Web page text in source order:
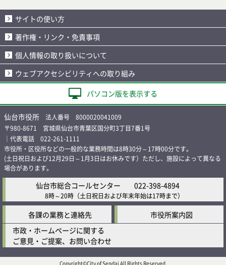
サイトの使い方
著作権・リンク・免責事項
個人情報の取り扱いについて
ウェブアクセシビリティへの取り組み
パソコン版を表示する
仙台市役所 法人番号 8000020041009
〒980-8671 宮城県仙台市青葉区国分町3丁目7番1号
｜代表電話 022-261-1111
市役所・区役所などの一般的な業務時間は8時30分～17時00分です。
(土日祝日および12月29日～1月3日はお休みです）ただし、施設によって異なる
場合があります。
仙台市総合コールセンター 022-398-4894
8時～20時 （土日祝日および年末年始は17時まで）
各課の業務と連絡先
市役所案内図
市政・ホームページに関する
ご意見・ご提案、お問い合わせ
Copyright©City of Sendai All Rights Reserved.